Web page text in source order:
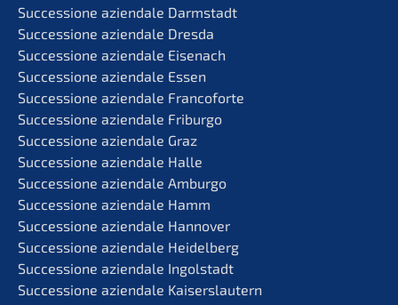
Succes­sio­ne aziend­a­le Darmstadt
Succes­sio­ne aziend­a­le Dresda
Succes­sio­ne aziend­a­le Eisenach
Succes­sio­ne aziend­a­le Essen
Succes­sio­ne aziend­a­le Francoforte
Succes­sio­ne aziend­a­le Friburgo
Succes­sio­ne aziend­a­le Graz
Succes­sio­ne aziend­a­le Halle
Succes­sio­ne aziend­a­le Amburgo
Succes­sio­ne aziend­a­le Hamm
Succes­sio­ne aziend­a­le Hannover
Succes­sio­ne aziend­a­le Heidelberg
Succes­sio­ne aziend­a­le Ingolstadt
Succes­sio­ne aziend­a­le Kaiserslautern